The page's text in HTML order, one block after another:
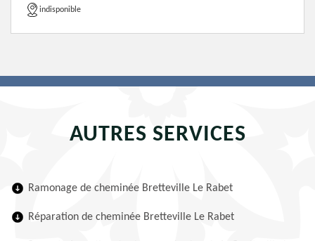
indisponible
AUTRES SERVICES
Ramonage de cheminée Bretteville Le Rabet
Réparation de cheminée Bretteville Le Rabet